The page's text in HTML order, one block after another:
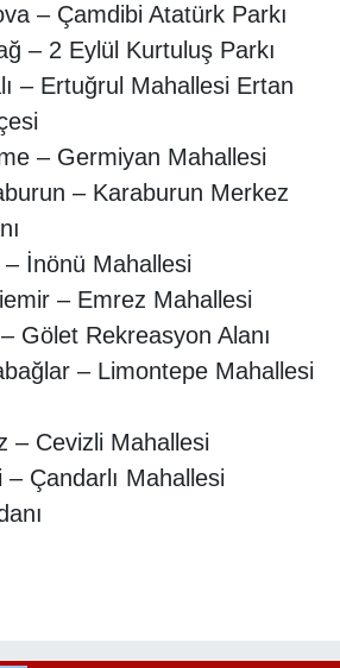
– Çamdibi Atatürk Parkı
– 2 Eylül Kurtuluş Parkı
– Ertuğrul Mahallesi Ertan
– Germiyan Mahallesi
– Karaburun Merkez
İnönü Mahallesi
– Emrez Mahallesi
Gölet Rekreasyon Alanı
– Limontepe Mahallesi
– Cevizli Mahallesi
Çandarlı Mahallesi